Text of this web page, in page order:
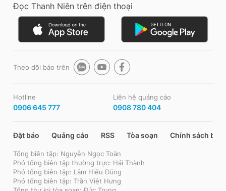
Đọc Thanh Niên trên điện thoại
Theo dõi báo trên
Hotline
0906 645 777
Liên hệ quảng cáo
0908 780 404
Đặt báo Quảng cáo RSS Tòa soạn Chính sách bảo
Tổng biên tập: Nguyễn Ngọc Toàn
Phó tổng biên tập thường trực: Hải Thành
Phó tổng biên tập: Lâm Hiếu Dũng
Phó tổng biên tập: Trần Việt Hưng